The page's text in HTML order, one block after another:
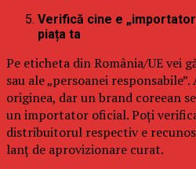
Verifică cine e
piața ta
Pe eticheta din România/UE vei
sau ale „persoanei
originea, dar un brand coreean
un importator oficial. Poți
distribuitorul respectiv e
lanț de aprovizionare curat.